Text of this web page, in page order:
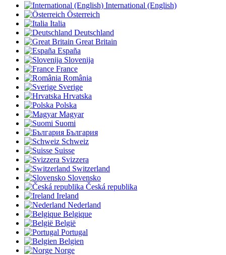
International (English)
Österreich
Italia
Deutschland
Great Britain
España
Slovenija
France
România
Sverige
Hrvatska
Polska
Magyar
Suomi
България
Schweiz
Suisse
Svizzera
Switzerland
Slovensko
Česká republika
Ireland
Nederland
Belgique
België
Portugal
Belgien
Norge